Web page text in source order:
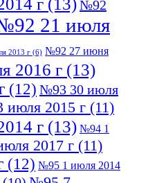
№92
21 июля
2013 г (6) №92 27 июня
2016 г (13)
(12) №93 30 июля
2015 г (11)
г (13) №94 1
2017 г (11)
(12) №95 1 июля 2014